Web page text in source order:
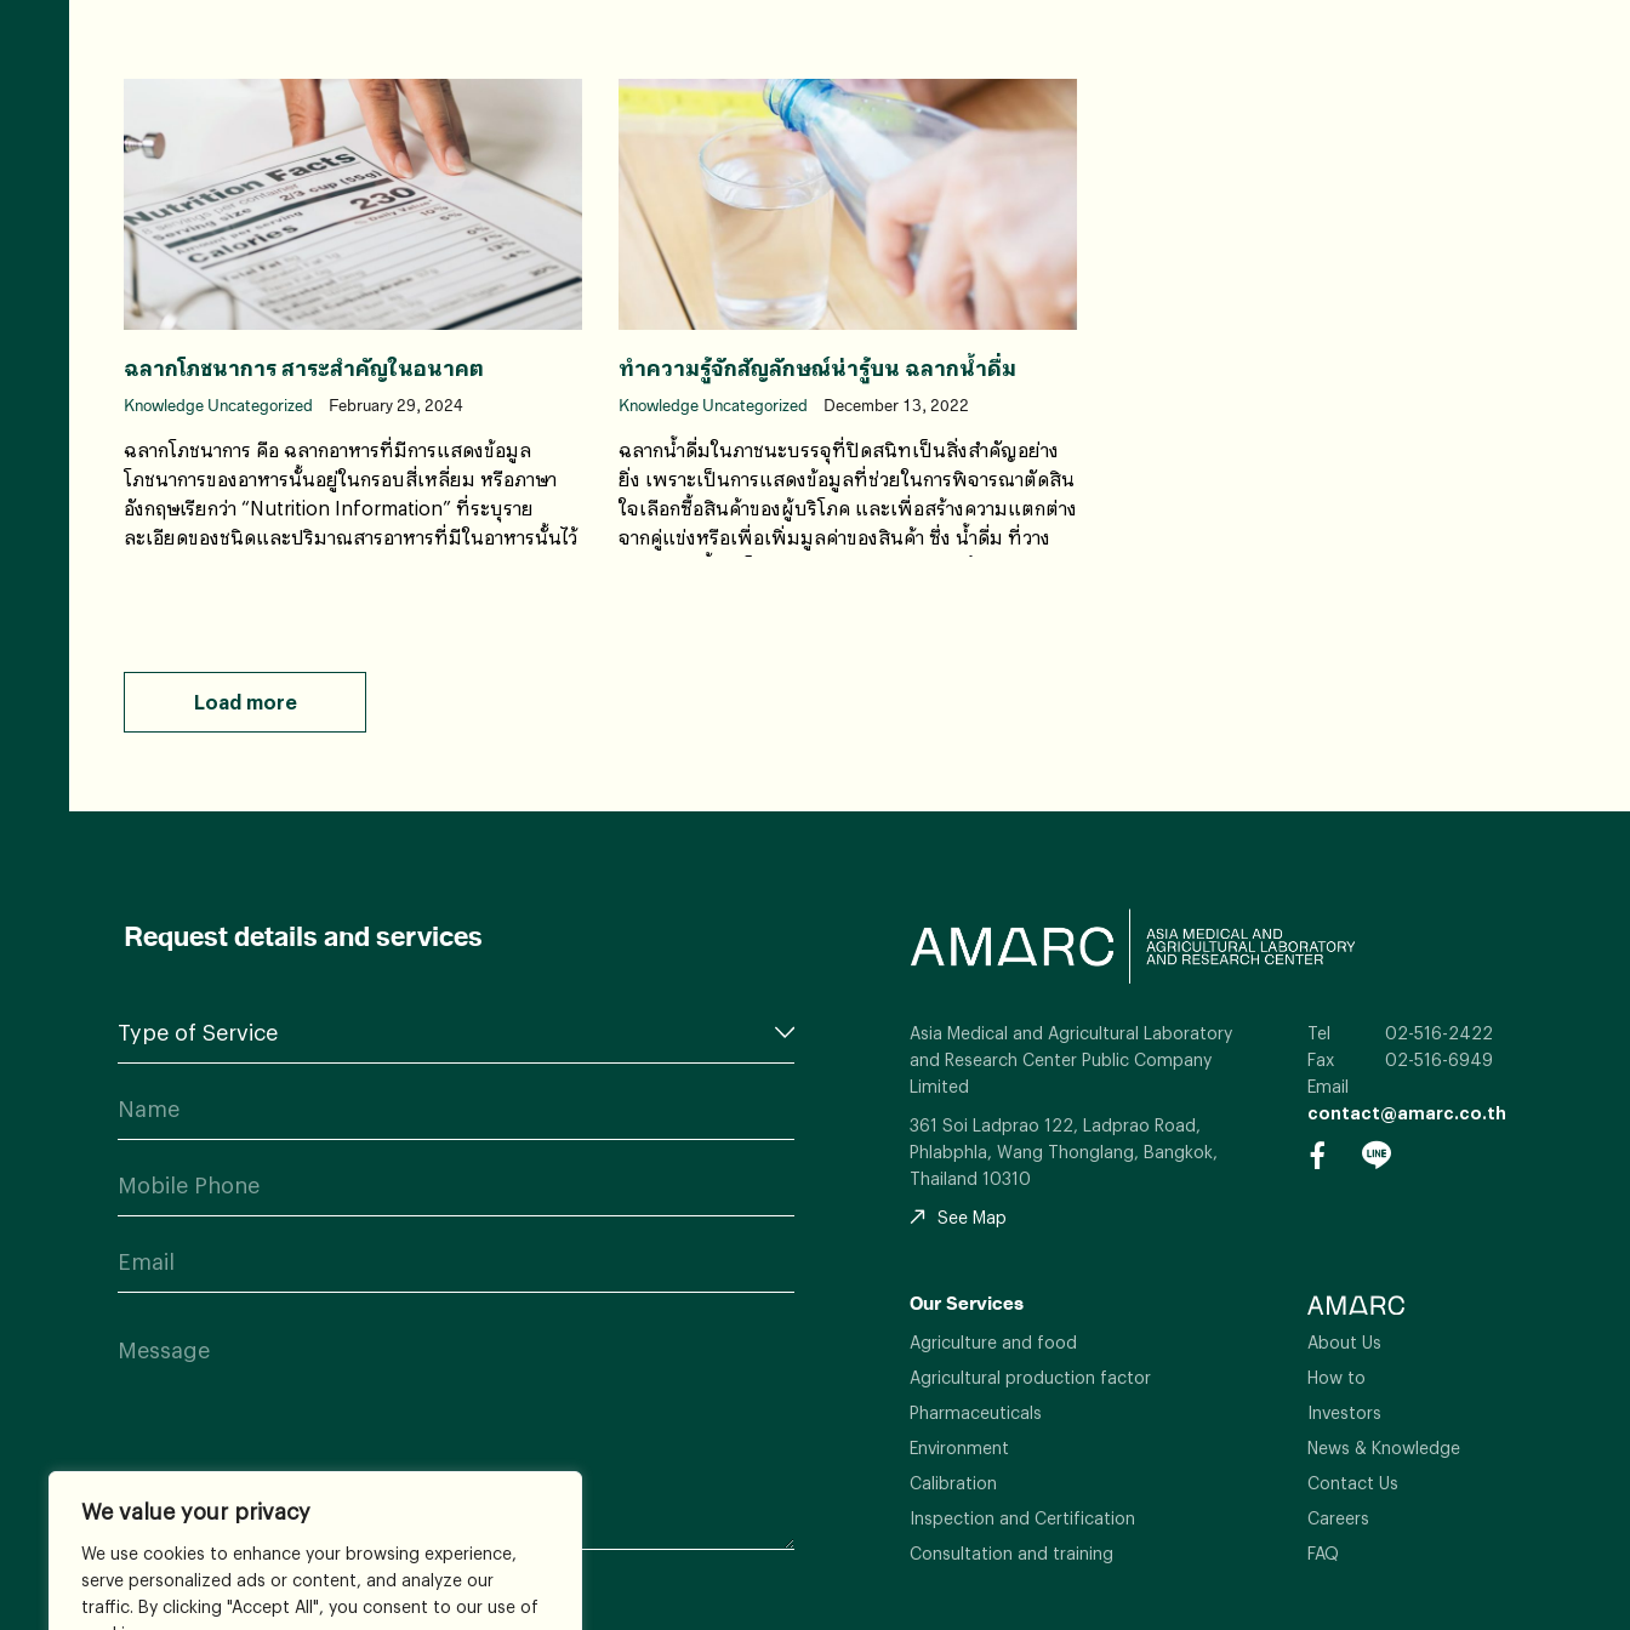
We value your privacy
We use cookies to enhance your browsing experience,
serve personalized ads or content, and analyze our
traffic. By clicking "Accept All", you consent to our use of
ฉลากโภชนาการ สาระสำคัญในอนาคต
Knowledge Uncategorized February 29, 2024
ฉลากโภชนาการ คือ ฉลากอาหารที่มีการแสดงข้อมูล
โภชนาการของอาหารนั้นอยู่ในกรอบสี่เหลี่ยม หรือภาษา
อังกฤษเรียกว่า “Nutrition Information” ที่ระบุราย
ละเอียดของชนิดและปริมาณสารอาหารที่มีในอาหารนั้นไว้
ทำความรู้จักสัญลักษณ์น่ารู้บน ฉลากน้ำดื่ม
Knowledge Uncategorized December 13, 2022
ฉลากน้ำดื่มในภาชนะบรรจุที่ปิดสนิทเป็นสิ่งสำคัญอย่าง
ยิ่ง เพราะเป็นการแสดงข้อมูลที่ช่วยในการพิจารณาตัดสิน
ใจเลือกซื้อสินค้าของผู้บริโภค และเพื่อสร้างความแตกต่าง
จากคู่แข่งหรือเพื่อเพิ่มมูลค่าของสินค้า ซึ่ง น้ำดื่ม ที่วาง
ขายทุกวันนี้จัดเป็น “อาหารควบคุมเฉพาะ” ต้องแสดงเลข
Load more
Request details and services
Asia Medical and Agricultural Laboratory
and Research Center Public Company
Limited
361 Soi Ladprao 122, Ladprao Road,
Phlabphla, Wang Thonglang, Bangkok,
Thailand 10310
See Map
Tel
02-516-2422
Fax
02-516-6949
Email
contact@amarc.co.th
Our Services
Agriculture and food
Agricultural production factor
Pharmaceuticals
Environment
Calibration
Inspection and Certification
Consultation and training
About Us
How to
Investors
News & Knowledge
Contact Us
Careers
FAQ